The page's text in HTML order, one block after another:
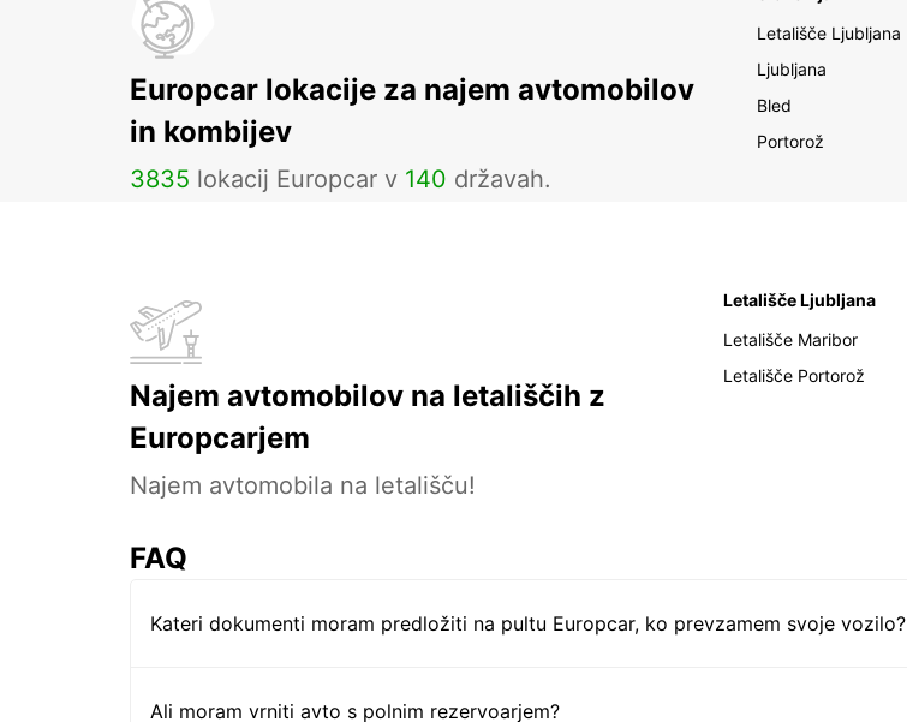
Europcar lokacije za najem avtomobilov
in kombijev
3835 lokacij Europcar v 140 državah.
Letališče Ljubljana
Ljubljana
Bled
Portorož
Najem avtomobilov na letališčih z
Europcarjem
Najem avtomobila na letališču!
Letališče Ljubljana
Letališče Maribor
Letališče Portorož
FAQ
Kateri dokumenti moram predložiti na pultu Europcar, ko prevzamem svoje vozilo?
Ali moram vrniti avto s polnim rezervoarjem?